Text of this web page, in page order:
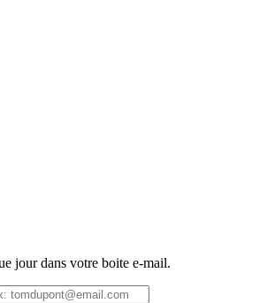
jour dans votre boite e-mail.